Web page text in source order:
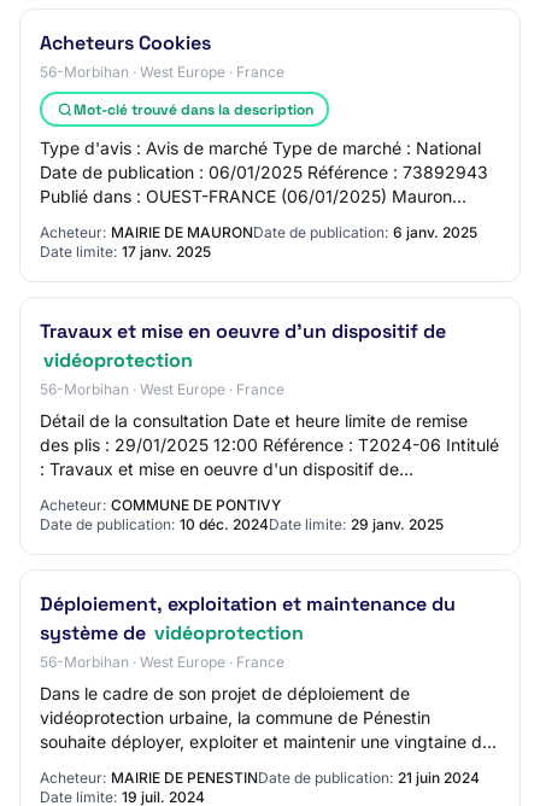
Acheteurs Cookies
56-Morbihan · West Europe · France
Mot-clé trouvé dans la description
Type d'avis : Avis de marché Type de marché : National
Date de publication : 06/01/2025 Référence : 73892943
Publié dans : OUEST-FRANCE (06/01/2025) Mauron
Acheteur: MAIRIE DE MAURONDate de publication: 6 janv. 2025
Date limite: 17 janv. 2025
Travaux et mise en oeuvre d'un dispositif de
vidéoprotection
56-Morbihan · West Europe · France
Détail de la consultation Date et heure limite de remise
des plis : 29/01/2025 12:00 Référence : T2024-06 Intitulé
: Travaux et mise en oeuvre d'un dispositif de
Acheteur: COMMUNE DE PONTIVY
Date de publication: 10 déc. 2024Date limite: 29 janv. 2025
Déploiement, exploitation et maintenance du
système de vidéoprotection
56-Morbihan · West Europe · France
Dans le cadre de son projet de déploiement de
vidéoprotection urbaine, la commune de Pénestin
souhaite déployer, exploiter et maintenir une vingtaine de
Acheteur: MAIRIE DE PENESTINDate de publication: 21 juin 2024
Date limite: 19 juil. 2024